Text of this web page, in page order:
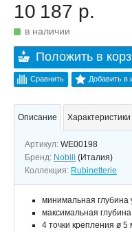
10 187 р.
в наличии
Положить в
Сравнить Добавить в
Описание Характеристики
Артикул: WE00198
Бренд: Nobili (Италия)
Коллекция: Rubinetterie
минимальная глубина
максимальная
4 точки крепления ø 5